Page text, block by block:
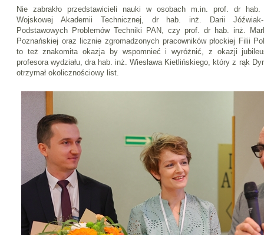
Nie zabrakło przedstawicieli nauki w osobach m.in. prof. dr
Wojskowej Akademii Technicznej, dr hab. inż. Darii
Podstawowych Problemów Techniki PAN, czy prof. dr hab. inż.
Poznańskiej oraz licznie zgromadzonych pracowników płockiej Filii
to też znakomita okazja by wspomnieć i wyróżnić, z okazji
profesora wydziału, dra hab. inż. Wiesława Kietlińskiego, który z rąk
otrzymał okolicznościowy list.